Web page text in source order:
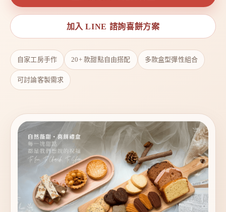
加入 LINE 諮詢喜餅方案
自家工房手作 20+ 款甜點自由搭配 多款盒型彈性組合
可討論客製需求